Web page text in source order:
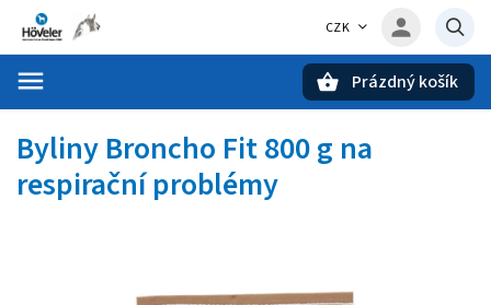
CZK
Prázdný košík
Byliny Broncho Fit 800 g na
respirační problémy